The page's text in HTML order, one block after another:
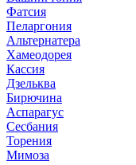
Фатсия
Пеларгония
Альтернатера
Хамеодорея
Кассия
Дзельква
Бирючина
Аспарагус
Сесбания
Торения
Мимоза